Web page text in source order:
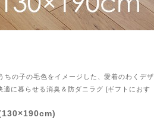
ちの子の毛色をイメージした、愛着のわくデザ
適に暮らせる消臭＆防ダニラグ [ギフトにおす